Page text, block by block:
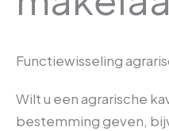
Functiewisseling
Wilt u een agrarische
bestemming geven,